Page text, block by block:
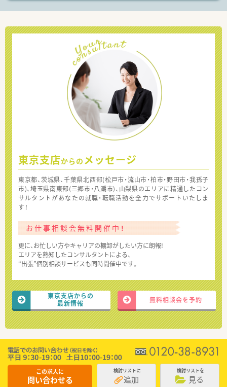
東京支店からの メッセージ
東京都、茨城県、千葉県北西部(松戸市・流山市・柏市・野田市・我孫子
市)、埼玉県南東部(三郷市・八潮市)、山梨県のエリアに精通したコン
サルタントがあなたの就職・転職活動を全力でサポートいたしま
す！
お仕事相談会無料開催中！
更に、お忙しい方やキャリアの棚卸がしたい方に朗報!
エリアを熟知したコンサルタントによる、
“出張”個別相談サービスも同時開催中です。
東京支店からの
最新情報
無料相談会を予約
この求人に
問い合わせる
検討リストに
追加
検討リストを
見る